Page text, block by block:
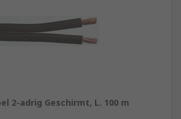
2-adrig Geschirmt, L. 100 m